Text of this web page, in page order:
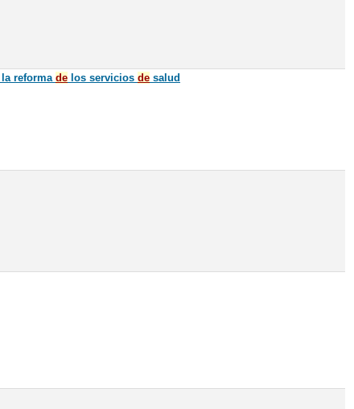
reforma delos servicios desalud